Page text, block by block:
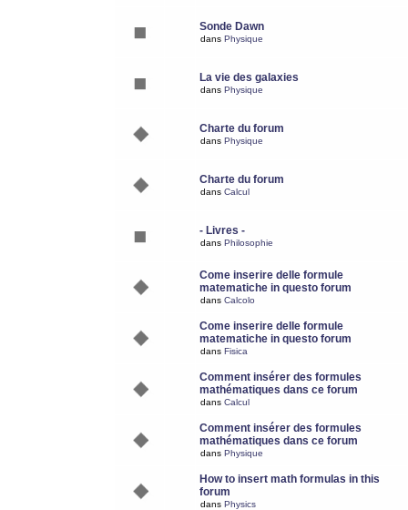
Sonde Dawn
dans Physique
La vie des galaxies
dans Physique
Charte du forum
dans Physique
Charte du forum
dans Calcul
- Livres -
dans Philosophie
Come inserire delle formule
matematiche in questo forum
dans Calcolo
Come inserire delle formule
matematiche in questo forum
dans Fisica
Comment insérer des formules
mathématiques dans ce forum
dans Calcul
Comment insérer des formules
mathématiques dans ce forum
dans Physique
How to insert math formulas in this
forum
dans Physics